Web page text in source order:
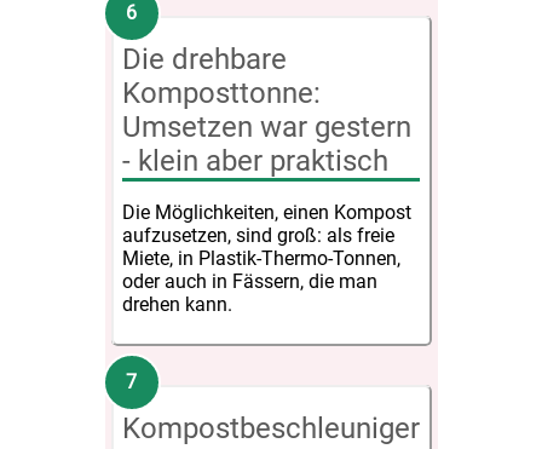
Die drehbare
Komposttonne:
Umsetzen war gestern
- klein aber praktisch
Die Möglichkeiten, einen Kompost
aufzusetzen, sind groß: als freie
Miete, in Plastik-Thermo-Tonnen,
oder auch in Fässern, die man
drehen kann.
Kompostbeschleuniger